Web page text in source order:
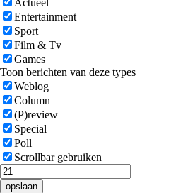
Actueel
Entertainment
Sport
Film & Tv
Games
Toon berichten van deze types
Weblog
Column
(P)review
Special
Poll
Scrollbar gebruiken
opslaan